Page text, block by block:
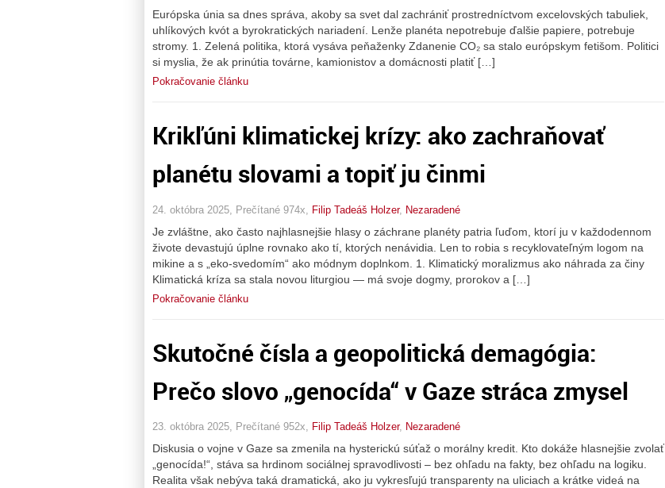
Európska únia sa dnes správa, akoby sa svet dal zachrániť prostredníctvom excelovských tabuliek,
uhlíkových kvót a byrokratických nariadení. Lenže planéta nepotrebuje ďalšie papiere, potrebuje
stromy. 1. Zelená politika, ktorá vysáva peňaženky Zdanenie CO₂ sa stalo európskym fetišom. Politici
si myslia, že ak prinútia továrne, kamionistov a domácnosti platiť […]
Pokračovanie článku
Krikľúni klimatickej krízy: ako zachraňovať
planétu slovami a topiť ju činmi
24. októbra 2025, Prečítané 974x, Filip Tadeáš Holzer, Nezaradené
Je zvláštne, ako často najhlasnejšie hlasy o záchrane planéty patria ľuďom, ktorí ju v každodennom
živote devastujú úplne rovnako ako tí, ktorých nenávidia. Len to robia s recyklovateľným logom na
mikine a s „eko-svedomím“ ako módnym doplnkom. 1. Klimatický moralizmus ako náhrada za činy
Klimatická kríza sa stala novou liturgiou — má svoje dogmy, prorokov a […]
Pokračovanie článku
Skutočné čísla a geopolitická demagógia:
Prečo slovo „genocída“ v Gaze stráca zmysel
23. októbra 2025, Prečítané 952x, Filip Tadeáš Holzer, Nezaradené
Diskusia o vojne v Gaze sa zmenila na hysterickú súťaž o morálny kredit. Kto dokáže hlasnejšie zvolať
„genocída!“, stáva sa hrdinom sociálnej spravodlivosti – bez ohľadu na fakty, bez ohľadu na logiku.
Realita však nebýva taká dramatická, ako ju vykresľujú transparenty na uliciach a krátke videá na